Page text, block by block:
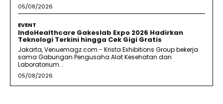
05/08/2026
EVENT
IndoHealthcare Gakeslab Expo 2026 Hadirkan
Teknologi Terkini hingga Cek Gigi Gratis
Jakarta, Venuemagz.com - Krista Exhibitions Group bekerja
sama Gabungan Pengusaha Alat Kesehatan dan
Laboratorium...
05/08/2026